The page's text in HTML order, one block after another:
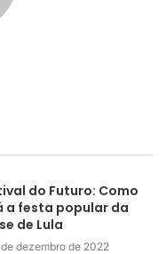
do Futuro: Como
a festa popular da
de Lula
dezembro de 2022